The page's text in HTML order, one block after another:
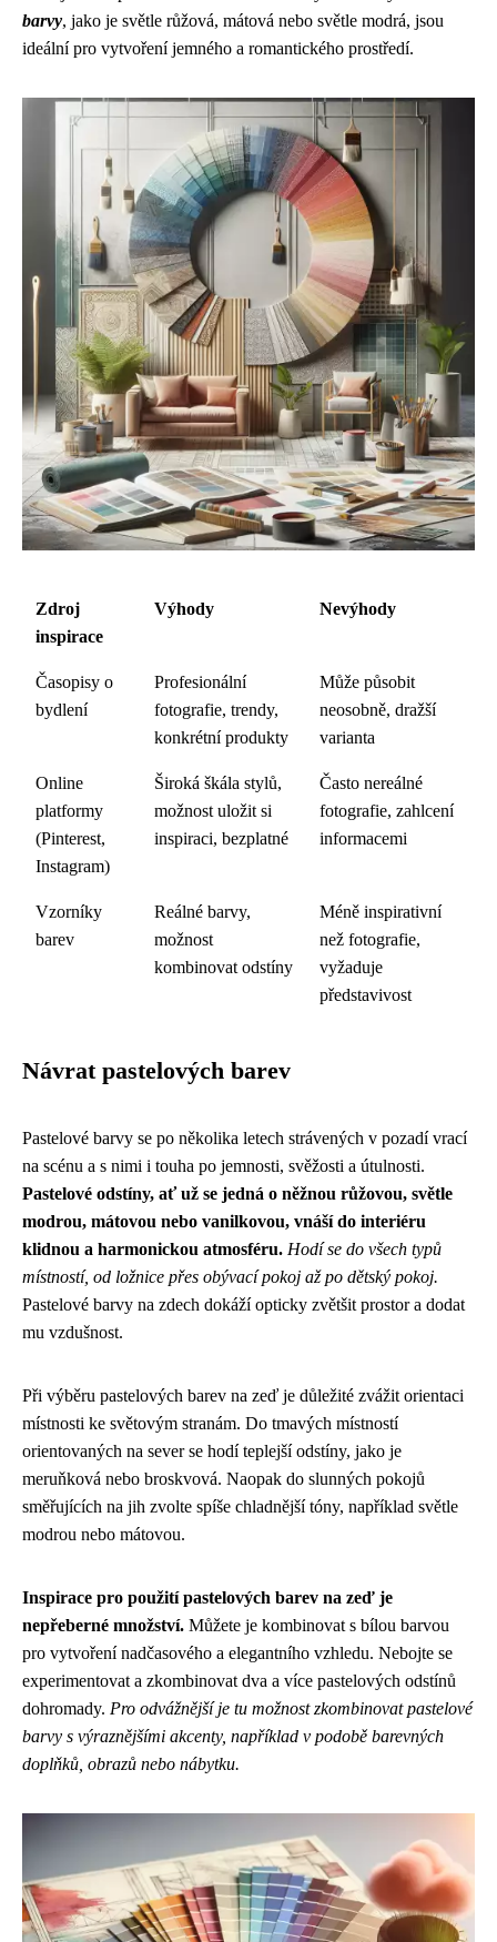
barvy, jako je světle růžová, mátová nebo světle modrá, jsou
ideální pro vytvoření jemného a romantického prostředí.
Zdroj
inspirace
Výhody Nevýhody
Časopisy o
bydlení
Profesionální
fotografie, trendy,
konkrétní produkty
Může působit
neosobně, dražší
varianta
Online
platformy
(Pinterest,
Instagram)
Široká škála stylů,
možnost uložit si
inspiraci, bezplatné
Často nereálné
fotografie, zahlcení
informacemi
Vzorníky
barev
Reálné barvy,
možnost
kombinovat odstíny
Méně inspirativní
než fotografie,
vyžaduje
představivost
Návrat pastelových barev
Pastelové barvy se po několika letech strávených v pozadí vrací
na scénu a s nimi i touha po jemnosti, svěžosti a útulnosti.
Pastelové odstíny, ať už se jedná o něžnou růžovou, světle
modrou, mátovou nebo vanilkovou, vnáší do interiéru
klidnou a harmonickou atmosféru. Hodí se do všech typů
místností, od ložnice přes obývací pokoj až po dětský pokoj.
Pastelové barvy na zdech dokáží opticky zvětšit prostor a dodat
mu vzdušnost.
Při výběru pastelových barev na zeď je důležité zvážit orientaci
místnosti ke světovým stranám. Do tmavých místností
orientovaných na sever se hodí teplejší odstíny, jako je
meruňková nebo broskvová. Naopak do slunných pokojů
směřujících na jih zvolte spíše chladnější tóny, například světle
modrou nebo mátovou.
Inspirace pro použití pastelových barev na zeď je
nepřeberné množství. Můžete je kombinovat s bílou barvou
pro vytvoření nadčasového a elegantního vzhledu. Nebojte se
experimentovat a zkombinovat dva a více pastelových odstínů
dohromady. Pro odvážnější je tu možnost zkombinovat pastelové
barvy s výraznějšími akcenty, například v podobě barevných
doplňků, obrazů nebo nábytku.